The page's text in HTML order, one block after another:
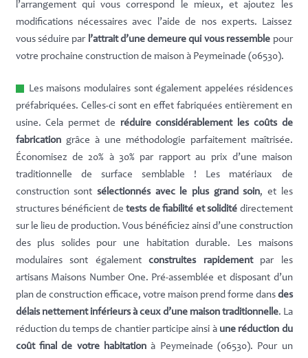
l’arrangement qui vous correspond le mieux, et ajoutez les
modifications nécessaires avec l’aide de nos experts. Laissez
vous séduire par l’attrait d’une demeure qui vous ressemble pour
votre prochaine construction de maison à Peymeinade (06530).
Les maisons modulaires sont également appelées résidences
préfabriquées. Celles-ci sont en effet fabriquées entièrement en
usine. Cela permet de réduire considérablement les coûts de
fabricationgrâce à une méthodologie parfaitement maîtrisée.
Économisez de 20% à 30% par rapport au prix d’une maison
traditionnelle de surface semblable ! Les matériaux de
construction sont sélectionnés avec le plus grand soin, et les
structures bénéficient de tests de fiabilité et solidité directement
sur le lieu de production. Vous bénéficiez ainsi d’une construction
des plus solides pour une habitation durable. Les maisons
modulaires sont également construites rapidement par les
artisans Maisons Number One. Pré-assemblée et disposant d’un
plan de construction efficace, votre maison prend forme dans des
délais nettement inférieurs à ceux d’une maison traditionnelle. La
réduction du temps de chantier participe ainsi à une réduction du
coût final de votre habitationà Peymeinade (06530). Pour un